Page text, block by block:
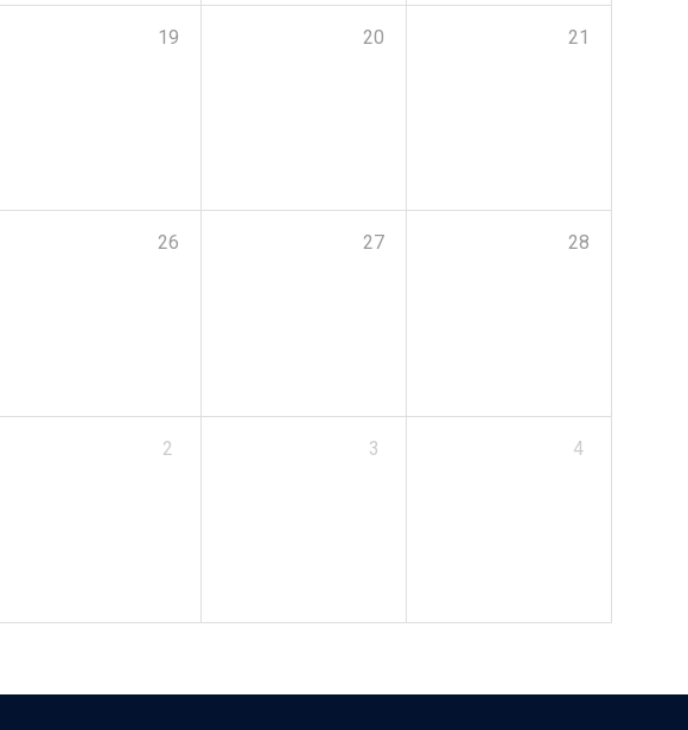
19 20 21
26 27 28
2 3 4